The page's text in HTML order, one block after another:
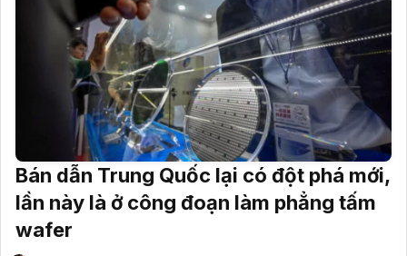
Bán dẫn Trung Quốc lại có đột phá mới,
lần này là ở công đoạn làm phẳng tấm
wafer